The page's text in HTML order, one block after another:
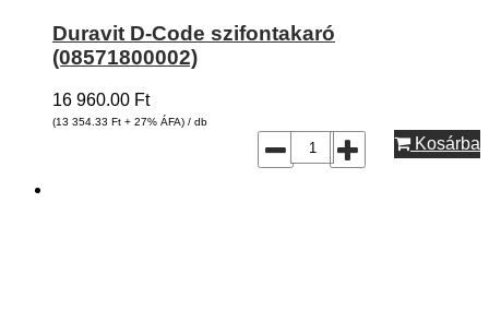
Duravit D-Code szifontakaró
(08571800002)
16 960.00 Ft
(13 354.33 Ft + 27% ÁFA) / db
Kosárba